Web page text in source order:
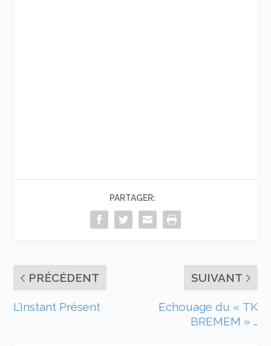
PARTAGER:
PRÉCÉDENT
L’Instant Présent
SUIVANT
Echouage du « TK
BREMEM » …